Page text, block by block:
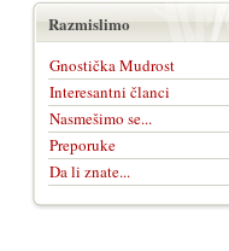
Razmislimo
Gnostička Mudrost
Interesantni članci
Nasmešimo se...
Preporuke
Da li znate...